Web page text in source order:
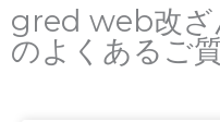
gred web改ざ
のよくあるご